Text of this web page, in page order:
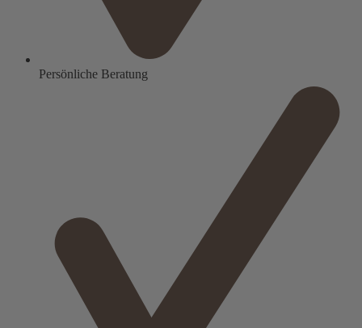
Persönliche Beratung